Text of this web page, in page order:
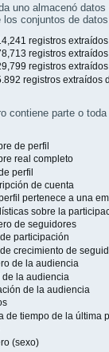
uno almacenó
los conjuntos de
registros
registros
registros
registros extraídos
contiene parte o
de perfil
real completo
perfil
de cuenta
pertenece a una
sobre la
de seguidores
participación
crecimiento de
de la audiencia
de la audiencia
de la audiencia
de tiempo de la última
(sexo)